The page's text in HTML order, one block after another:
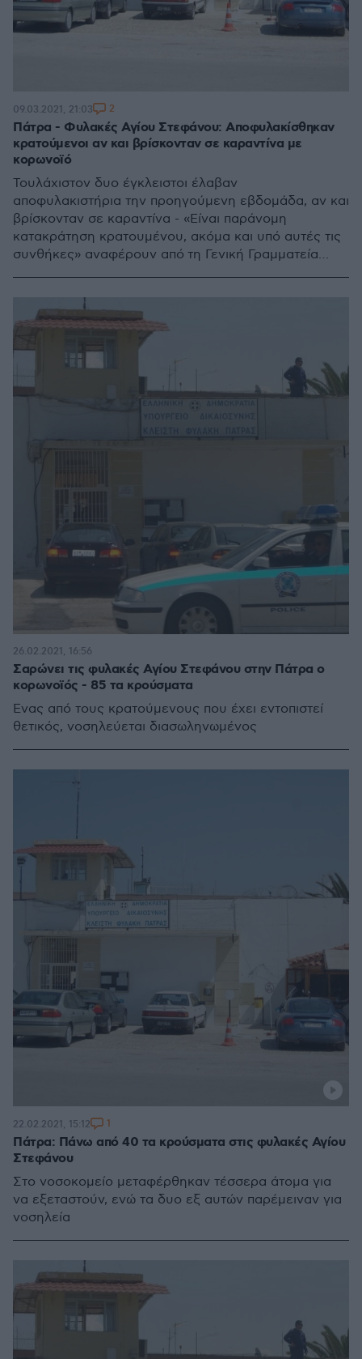
Πάτρα - Φυλακές Αγίου Στεφάνου: Αποφυλακίσθηκαν
κρατούμενοι αν και βρίσκονταν σε καραντίνα με
κορωνοϊό
Τουλάχιστον δυο έγκλειστοι έλαβαν
αποφυλακιστήρια την προηγούμενη εβδομάδα, αν και
βρίσκονταν σε καραντίνα - «Είναι παράνομη
κατακράτηση κρατουμένου, ακόμα και υπό αυτές τις
συνθήκες» αναφέρουν από τη Γενική Γραμματεία
09.03.2021, 21:03 2
Σαρώνει τις φυλακές Αγίου Στεφάνου στην Πάτρα ο
κορωνοϊός - 85 τα κρούσματα
Ένας από τους κρατούμενους που έχει εντοπιστεί
θετικός, νοσηλεύεται διασωληνωμένος
26.02.2021, 16:56
Πάτρα: Πάνω από 40 τα κρούσματα στις φυλακές Αγίου
Στεφάνου
Στο νοσοκομείο μεταφέρθηκαν τέσσερα άτομα για
να εξεταστούν, ενώ τα δυο εξ αυτών παρέμειναν για
νοσηλεία
22.02.2021, 15:12 1